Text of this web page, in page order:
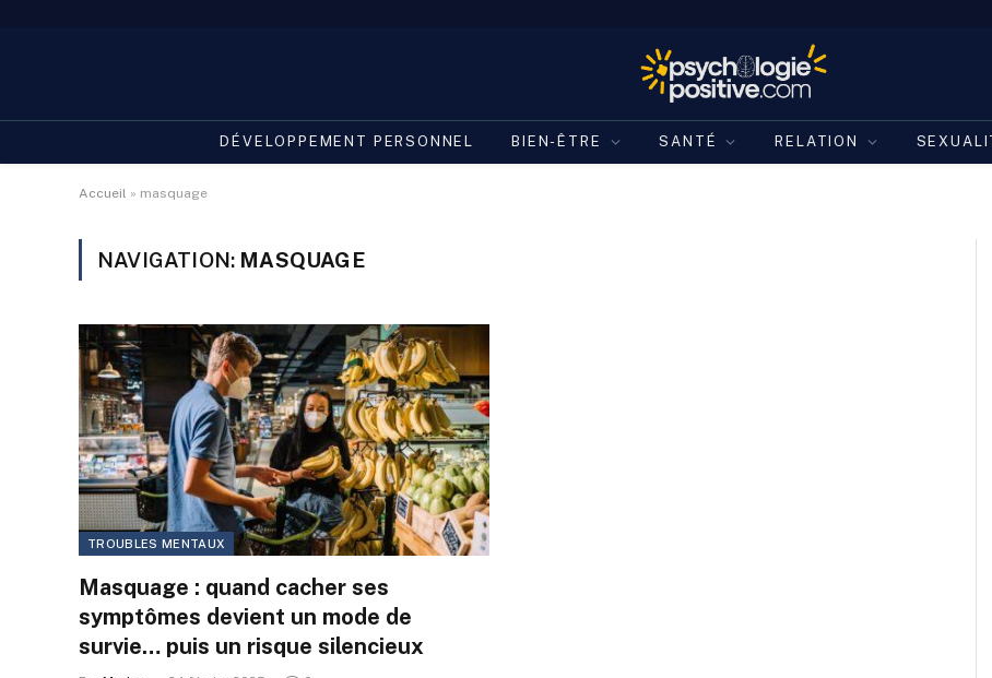
DÉVELOPPEMENT PERSONNEL BIEN-ÊTRE SANTÉ RELATION
Accueil » masquage
NAVIGATION: MASQUAGE
TROUBLES MENTAUX
Masquage : quand cacher ses
symptômes devient un mode de
survie… puis un risque silencieux